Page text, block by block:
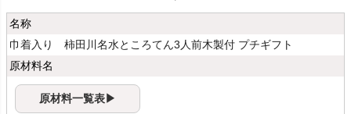
名称
巾着入り 柿田川名水ところてん3人前木製付 プチギフト
原材料名
原材料一覧表▶